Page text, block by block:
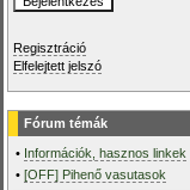
Regisztráció
Elfelejtett jelszó
Fórum témák
• Információk, hasznos linkek
•[OFF] Pihenő vasutasok